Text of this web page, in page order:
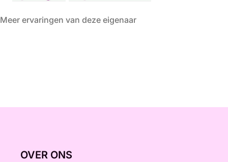
Meer ervaringen van deze eigenaar
OVER ONS